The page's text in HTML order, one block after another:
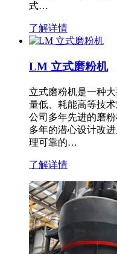
式…
了解详情
LM 立式磨粉机
立式磨粉机是一种
量低、耗能高等技
公司多年先进的磨
多年的潜心设计改
理可靠的…
了解详情